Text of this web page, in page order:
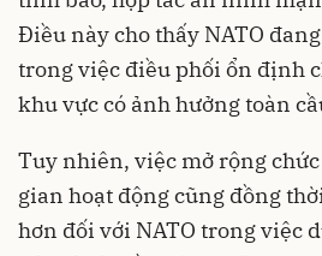
Điều này cho thấy NATO
trong việc điều phối ổn định
khu vực có ảnh hưởng toàn
Tuy nhiên, việc mở rộng
gian hoạt động cũng đồng
hơn đối với NATO trong việc